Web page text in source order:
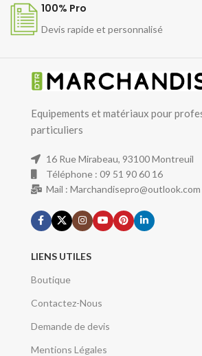
100% Pro
Devis rapide et personnalisé
Equipements et matériaux pour
particuliers
16 Rue Mirabeau, 93100 Montreuil
Téléphone : 09 51 90 60 16
Mail : Marchandisepro@outlook.com
LIENS UTILES
Boutique
Contactez-Nous
Demande de devis
Mentions Légales